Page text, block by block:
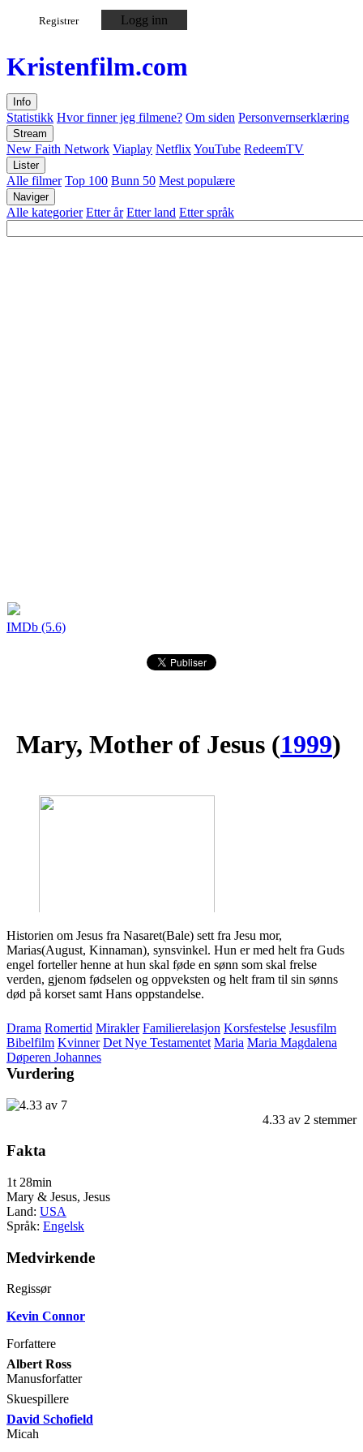
Registrer Logg inn
Kristenfilm.com
Info
Statistikk Hvor finner jeg filmene? Om siden Personvernserklæring
Stream
New Faith Network Viaplay NetflixYouTube RedeemTV
Lister
Alle filmer Top 100 Bunn 50 Mest populære
Naviger
Alle kategorier Etter år Etter land Etter språk
IMDb (5.6)
Mary, Mother of Jesus (1999)
Historien om Jesus fra Nasaret(Bale) sett fra Jesu mor,
Marias(August, Kinnaman), synsvinkel. Hun er med helt fra Guds
engel forteller henne at hun skal føde en sønn som skal frelse
verden, gjenom fødselen og oppveksten og helt fram til sin sønns
død på korset samt Hans oppstandelse.
Drama Romertid Mirakler Familierelasjon Korsfestelse Jesusfilm
Bibelfilm Kvinner Det Nye Testamentet Maria Maria Magdalena
Døperen Johannes
Vurdering
4.33 av 2 stemmer
Fakta
1t 28min
Mary & Jesus, Jesus
Land: USA
Språk: Engelsk
Medvirkende
Regissør
Kevin Connor
Forfattere
Albert Ross
Manusforfatter
Skuespillere
David Schofield
Micah